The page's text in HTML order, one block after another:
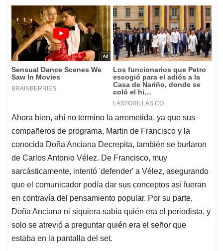
Ahora bien, ahí no termino la arremetida, ya que sus
compañeros de programa, Martin de Francisco y la
conocida Doña Anciana Decrepita, también se burlaron
de Carlos Antonio Vélez. De Francisco, muy
sarcásticamente, intentó 'defender' a Vélez, asegurando
que el comunicador podía dar sus conceptos así fueran
en contravía del pensamiento popular. Por su parte,
Doña Anciana ni siquiera sabía quién era el periodista, y
solo se atrevió a preguntar quién era el señor que
estaba en la pantalla del set.